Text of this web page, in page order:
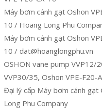
Máy bơm cánh gạt Oshon
10 / Hoang Long Phu
Máy bơm cánh gạt Oshon
10 / dat@hoanglongphu.vn
OSHON vane pump VVP12/
VVP30/35, Oshon VPE-F20-
Đại lý cấp Máy bơm cánh
Long Phu Company